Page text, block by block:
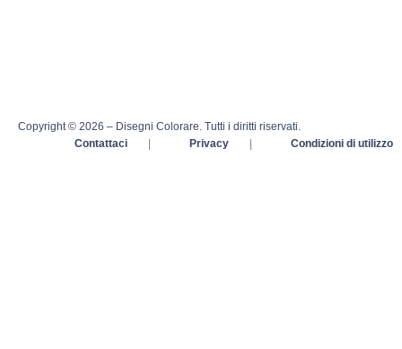
Copyright © 2026 – Disegni Colorare. Tutti i diritti riservati.
Contattaci
| Privacy | Condizioni di utilizzo